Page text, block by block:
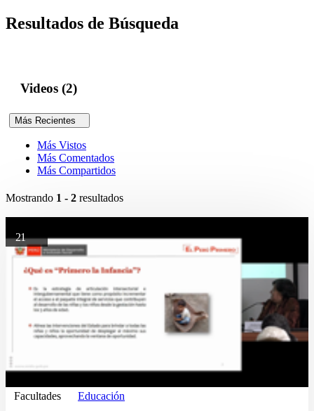
Resultados de Búsqueda
Videos (2)
Más Recientes
Más Vistos
Más Comentados
Más Compartidos
Mostrando 1 - 2 resultados
21
Facultades Educación